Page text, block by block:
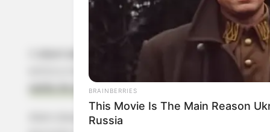
é uma das
entre a mulherada. Isso porque, além de lindo e
saída de praia de crochê
Além disso, com um short desses, é possível ir
BRAINBERRIES
This Movie Is The Main Reason
Russia